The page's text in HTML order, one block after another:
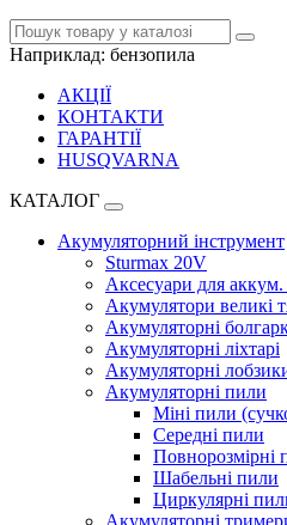
Наприклад: бензопила
АКЦІЇ
КОНТАКТИ
ГАРАНТІЇ
HUSQVARNA
КАТАЛОГ
Акумуляторний інструмент
Sturmax 20V
Аксесуари для аккум.
Акумулятори великі
Акумуляторні
Акумуляторні ліхтарі
Акумуляторні
Акумуляторні пили
Міні пили
Середні пили
Повнорозмірні
Шабельні пили
Циркулярні
Акумуляторні